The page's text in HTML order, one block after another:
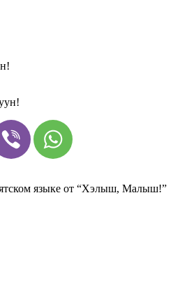
языке от “Хэлыш, Малыш!”